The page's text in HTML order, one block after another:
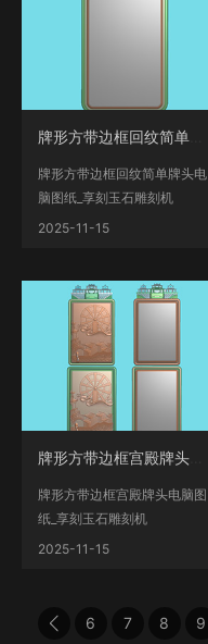
牌形方带边框回纹简单牌头电
脑图纸_享刻玉石雕刻机
__www.xiangkekj.com海量翡
2025-11-15
牌形方带边框宫殿牌头电脑图
纸_享刻玉石雕刻机
__www.xiangkekj.com海量翡
2025-11-15
 6 7 8 9